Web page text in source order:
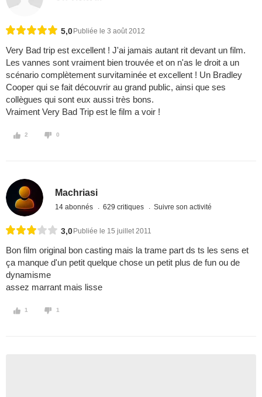
5,0 Publiée le 3 août 2012
Very Bad trip est excellent ! J'ai jamais autant rit devant un film.
Les vannes sont vraiment bien trouvée et on n'as le droit a un
scénario complètement survitaminée et excellent ! Un Bradley
Cooper qui se fait découvrir au grand public, ainsi que ses
collègues qui sont eux aussi très bons.
Vraiment Very Bad Trip est le film a voir !
2 0
Machriasi
14 abonnés 629 critiques Suivre son activité
3,0 Publiée le 15 juillet 2011
Bon film original bon casting mais la trame part ds ts les sens et
ça manque d'un petit quelque chose un petit plus de fun ou de
dynamisme
assez marrant mais lisse
1 1